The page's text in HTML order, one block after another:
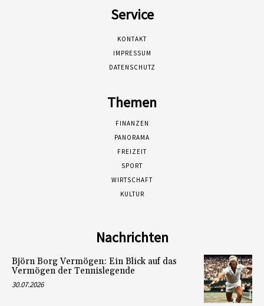
Service
KONTAKT
IMPRESSUM
DATENSCHUTZ
Themen
FINANZEN
PANORAMA
FREIZEIT
SPORT
WIRTSCHAFT
KULTUR
Nachrichten
Björn Borg Vermögen: Ein Blick auf das
Vermögen der Tennislegende
30.07.2026